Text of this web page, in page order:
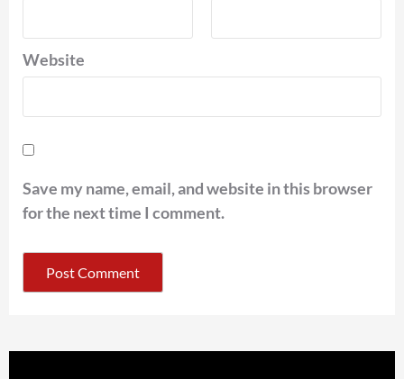
Website
Save my name, email, and website in this browser
for the next time I comment.